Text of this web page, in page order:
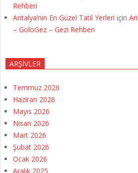
Rehberi
Antalya’nın En Güzel Tatil Yerleri için
– GoloGez – Gezi Rehberi
ARŞIVLER
Temmuz 2026
Haziran 2026
Mayıs 2026
Nisan 2026
Mart 2026
Şubat 2026
Ocak 2026
Aralık 2025